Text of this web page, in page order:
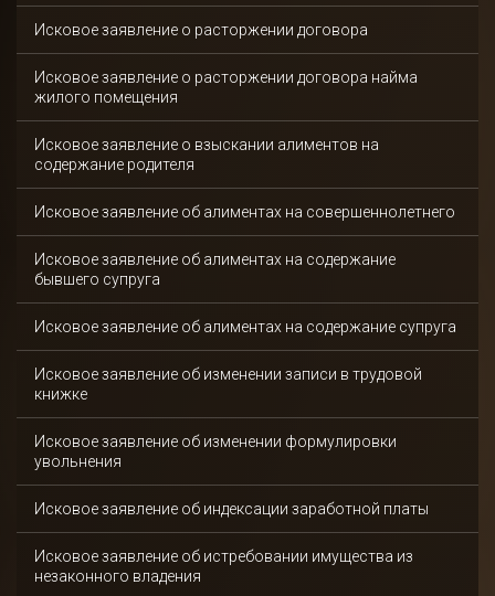
Исковое заявление о расторжении договора
Исковое заявление о расторжении договора найма
жилого помещения
Исковое заявление о взыскании алиментов на
содержание родителя
Исковое заявление об алиментах на совершеннолетнего
Исковое заявление об алиментах на содержание
бывшего супруга
Исковое заявление об алиментах на содержание супруга
Исковое заявление об изменении записи в трудовой
книжке
Исковое заявление об изменении формулировки
увольнения
Исковое заявление об индексации заработной платы
Исковое заявление об истребовании имущества из
незаконного владения
Даю согласие на обработку персональных данных
Отправить
Спасибо!
Ваша заявка отправлена и в ближайшее время